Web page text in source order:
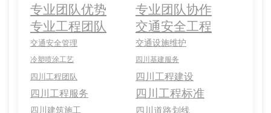
专业团队优势
专业团队协作
专业工程团队
交通安全工程
交通安全管理 交通设施维护
冷塑喷涂工艺 四川基建服务
四川工程团队
四川工程建设
四川工程服务
四川工程标准
四川建筑施工 四川道路划线